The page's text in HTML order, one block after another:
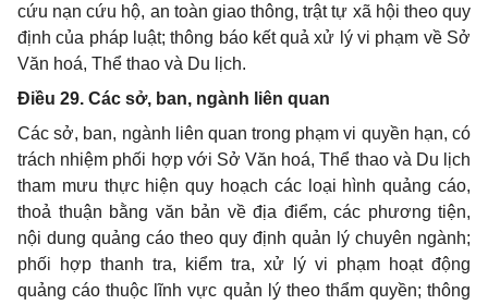
cứu nạn cứu hộ, an toàn giao thông, trật tự xã hội theo quy
định của pháp luật; thông báo kết quả xử lý vi phạm về Sở
Văn hoá, Thể thao và Du lịch.
Điều 29. Các sở, ban, ngành liên quan
Các sở, ban, ngành liên quan trong phạm vi quyền hạn, có
trách nhiệm phối hợp với Sở Văn hoá, Thể thao và Du lịch
tham mưu thực hiện quy hoạch các loại hình quảng cáo,
thoả thuận bằng văn bản về địa điểm, các phương tiện,
nội dung quảng cáo theo quy định quản lý chuyên ngành;
phối hợp thanh tra, kiểm tra, xử lý vi phạm hoạt động
quảng cáo thuộc lĩnh vực quản lý theo thẩm quyền; thông